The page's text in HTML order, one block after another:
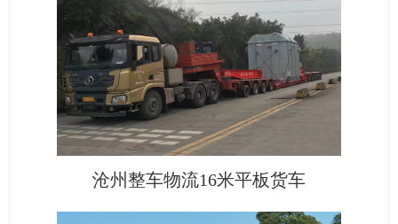
沧州整车物流16米平板货车